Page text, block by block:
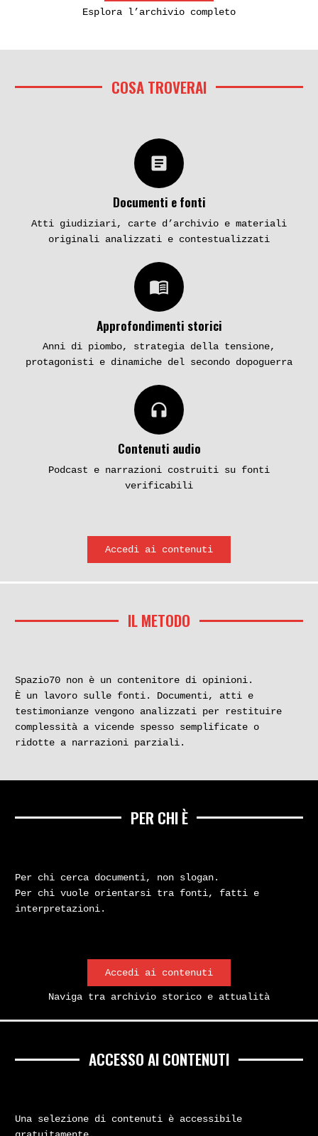
Esplora l’archivio completo
COSA TROVERAI
article
Documenti e fonti
Atti giudiziari, carte d’archivio e materiali
originali analizzati e contestualizzati
menu_book
Approfondimenti storici
Anni di piombo, strategia della tensione,
protagonisti e dinamiche del secondo dopoguerra
headphones
Contenuti audio
Podcast e narrazioni costruiti su fonti
verificabili
Accedi ai contenuti
IL METODO
Spazio70 non è un contenitore di opinioni.
È un lavoro sulle fonti. Documenti, atti e
testimonianze vengono analizzati per restituire
complessità a vicende spesso semplificate o
ridotte a narrazioni parziali.
PER CHI È
Per chi cerca documenti, non slogan.
Per chi vuole orientarsi tra fonti, fatti e
interpretazioni.
Accedi ai contenuti
Naviga tra archivio storico e attualità
ACCESSO AI CONTENUTI
Una selezione di contenuti è accessibile